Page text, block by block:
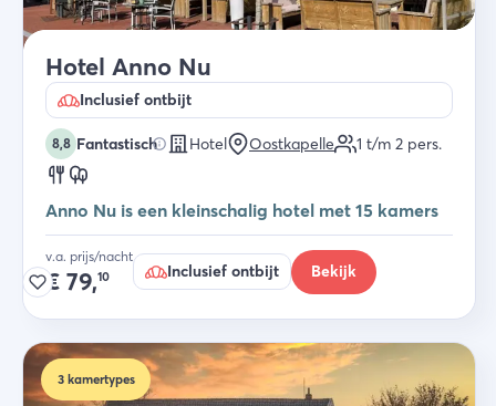
Hotel Anno Nu
Inclusief ontbijt
8,8 Fantastisch Hotel Oostkapelle 1 t/m 2 pers.
Anno Nu is een kleinschalig hotel met 15 kamers
v.a. prijs/nacht
€ 79,10 Inclusief ontbijt Bekijk
3 kamertypes